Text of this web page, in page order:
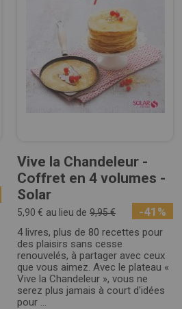
Vive la Chandeleur -
Coffret en 4 volumes -
Solar
5,90 € au lieu de 9,95 € -41%
4 livres, plus de 80 recettes pour
des plaisirs sans cesse
renouvelés, à partager avec ceux
que vous aimez. Avec le plateau «
Vive la Chandeleur », vous ne
serez plus jamais à court d'idées
pour ...